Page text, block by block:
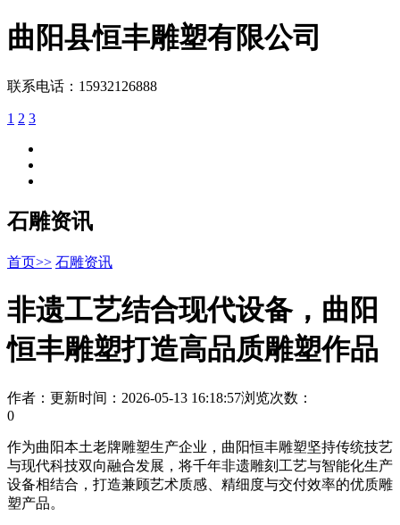
曲阳县恒丰雕塑有限公司
联系电话：15932126888
1 2 3
石雕资讯
首页>> 石雕资讯
非遗工艺结合现代设备，曲阳
恒丰雕塑打造高品质雕塑作品
作者： 更新时间：2026-05-13 16:18:57浏览次数：
0
作为曲阳本土老牌雕塑生产企业，曲阳恒丰雕塑坚持传统技艺
与现代科技双向融合发展，将千年非遗雕刻工艺与智能化生产
设备相结合，打造兼顾艺术质感、精细度与交付效率的优质雕
塑产品。